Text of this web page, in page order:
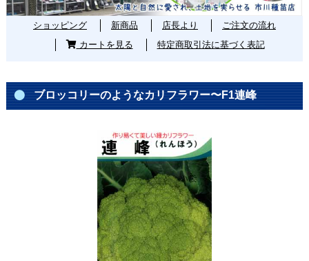
ショッピング 新商品 店長より
ご注文の流れ
カートを見る
特定商取引法に基づく表記
ブロッコリーのようなカリフラワー〜F1連峰